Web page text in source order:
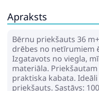
Apraksts
Bērnu priekšauts 36
drēbes no netīrumiem
Izgatavots no viegla,
materiāla.
praktiska kabata.
priekšauts. Sastāvs: